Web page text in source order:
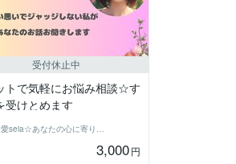
受付休止中
トで気軽にお悩み相談☆す
受けとめます
醒愛seia☆あなたの心に寄り添います☆
3,000円